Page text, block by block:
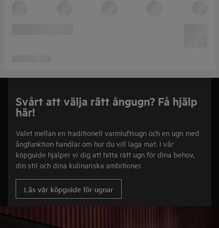
Svårt att välja rätt ångugn? Få hjälp
här!
Valet mellan en traditionell varmluftsugn och en ugn med
ångfunktion handlar om hur du vill laga mat. I vår
köpguide hjälper vi dig att hitta rätt ugn för dina behov,
din stil och dina kulinariska ambitioner.
Läs vår köpguide för ugnar